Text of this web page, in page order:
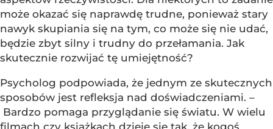
może okazać się naprawdę trudne, ponieważ stary
nawyk skupiania się na tym, co może się nie udać,
będzie zbyt silny i trudny do przełamania. Jak
skutecznie rozwijać tę umiejętność?
Psycholog podpowiada, że jednym ze skutecznych
sposobów jest refleksja nad doświadczeniami. –
Bardzo pomaga przyglądanie się światu. W wielu